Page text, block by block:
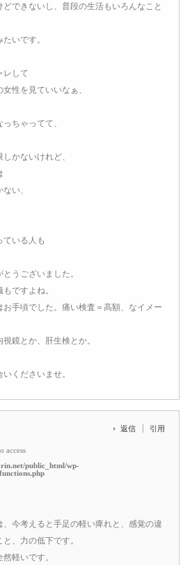
できないし、普段の生活もいろんなこと
いです。
レして
性を見ていいなぁ、
ちゃってて、
かないけれど、
い、
ている人も
うございました。
ですよね。
手頃でした。痛い検査＝高額、なイメー
鏡とか、肝生検とか。
くださいませ。
access
public_html/wp-
返信 引用
今考えると手足の軽い痺れと、感覚の違
、力の低下です。
軽いです。